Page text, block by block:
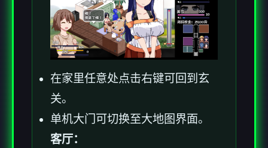
在家里任意处点击右键可回到玄
关。
单机大门可切换至大地图界面。
客厅：